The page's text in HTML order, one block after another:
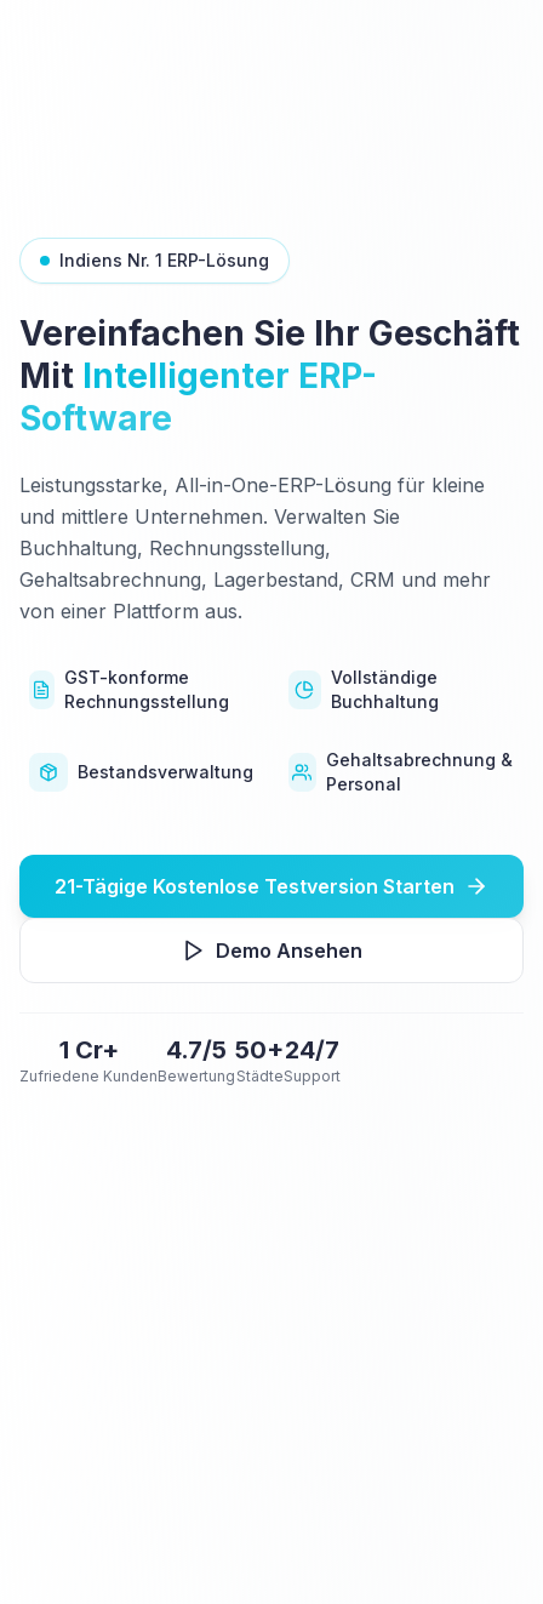
Indiens Nr. 1 ERP-Lösung
Vereinfachen Sie Ihr Geschäft
Mit Intelligenter ERP-
Software
Leistungsstarke, All-in-One-ERP-Lösung für kleine
und mittlere Unternehmen. Verwalten Sie
Buchhaltung, Rechnungsstellung,
Gehaltsabrechnung, Lagerbestand, CRM und mehr
von einer Plattform aus.
GST-konforme
Rechnungsstellung
Vollständige
Buchhaltung
Bestandsverwaltung
Gehaltsabrechnung &
Personal
21-Tägige Kostenlose Testversion Starten
Demo Ansehen
1 Cr+
Zufriedene Kunden
4.7/5
Bewertung
50+
Städte
24/7
Support